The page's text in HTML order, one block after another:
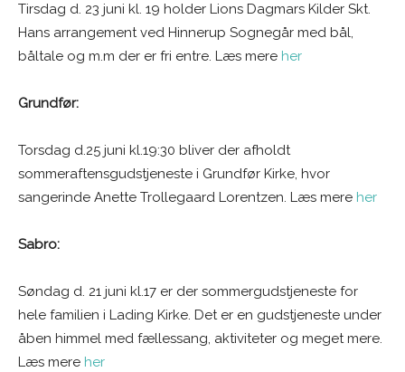
Tirsdag d. 23 juni kl. 19 holder Lions Dagmars Kilder Skt.
Hans arrangement ved Hinnerup Sognegår med bål,
båltale og m.m der er fri entre. Læs mere her
Grundfør:
Torsdag d.25 juni kl.19:30 bliver der afholdt
sommeraftensgudstjeneste i Grundfør Kirke, hvor
sangerinde Anette Trollegaard Lorentzen. Læs mere her
Sabro:
Søndag d. 21 juni kl.17 er der sommergudstjeneste for
hele familien i Lading Kirke. Det er en gudstjeneste under
åben himmel med fællessang, aktiviteter og meget mere.
Læs mere her